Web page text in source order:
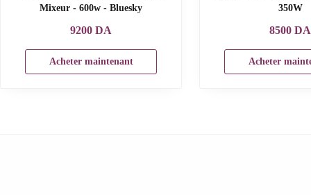
Mixeur - 600w - Bluesky
9200 DA
Acheter maintenant
350W
8500 DA
Acheter